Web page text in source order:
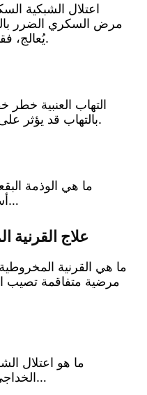
اعتلال الشبكية
مرض السكري الضرر
يُعالج، فقد يؤدي إلى مشاكل في الرؤية.
التهاب العنبية خطر
بالتهاب قد يؤثر على الرؤية دون أن يشعر المريض.
ما هي الوذمة
أساسي من الشبكية، ضرورية لـ…
علاج القرنية
ما هي القرنية
مرضية متفاقمة تصيب
ما هو اعتلال
الخداجي هو حالة مرضية تصيب العين…